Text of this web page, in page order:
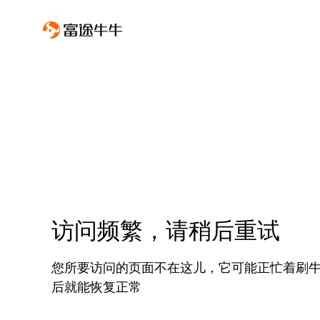
访问频繁，请稍后重试
您所要访问的页面不在这儿，它可能正忙着刷
后就能恢复正常